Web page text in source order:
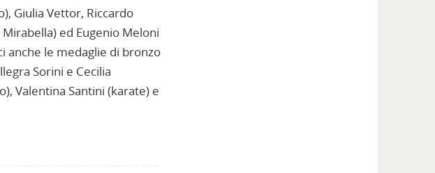
Giulia Vettor, Riccardo
ed Eugenio Meloni
anche le medaglie di bronzo
Sorini e Cecilia
Valentina Santini (karate) e